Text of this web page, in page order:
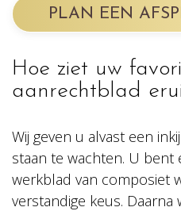
PLAN EEN
Hoe ziet uw
aanrechtblad
Wij geven u alvast een
staan te wachten. U bent
werkblad van composiet
verstandige keus. Daarna